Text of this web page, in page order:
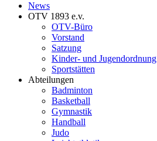
News
OTV 1893 e.v.
OTV-Büro
Vorstand
Satzung
Kinder- und Jugendordnung
Sportstätten
Abteilungen
Badminton
Basketball
Gymnastik
Handball
Judo